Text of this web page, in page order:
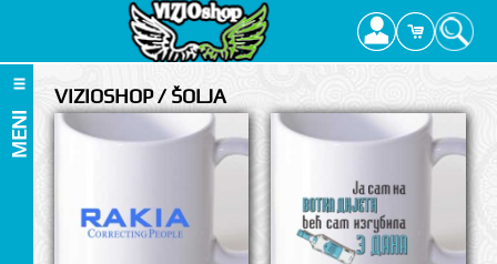
MENI
VIZIOSHOP / ŠOLJA